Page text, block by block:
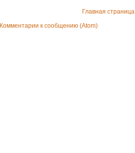
Главная страница
Комментарии к сообщению (Atom)